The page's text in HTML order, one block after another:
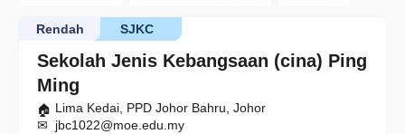
Sekolah Jenis Kebangsaan (cina) Ping
Ming
SJKC
Rendah
Lima Kedai, PPD Johor Bahru, Johor
jbc1022@moe.edu.my